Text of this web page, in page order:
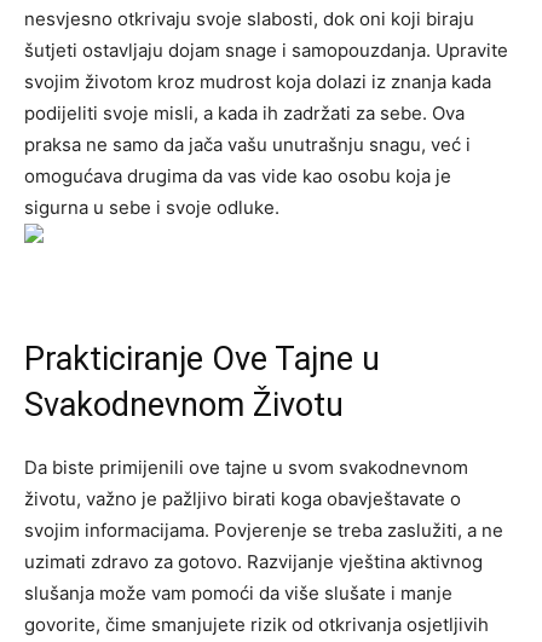
nesvjesno otkrivaju svoje slabosti, dok oni koji biraju
šutjeti ostavljaju dojam snage i samopouzdanja. Upravite
svojim životom kroz mudrost koja dolazi iz znanja kada
podijeliti svoje misli, a kada ih zadržati za sebe. Ova
praksa ne samo da jača vašu unutrašnju snagu, već i
omogućava drugima da vas vide kao osobu koja je
sigurna u sebe i svoje odluke.
Prakticiranje Ove Tajne u
Svakodnevnom Životu
Da biste primijenili ove tajne u svom svakodnevnom
životu, važno je pažljivo birati koga obavještavate o
svojim informacijama. Povjerenje se treba zaslužiti, a ne
uzimati zdravo za gotovo. Razvijanje vještina aktivnog
slušanja može vam pomoći da više slušate i manje
govorite, čime smanjujete rizik od otkrivanja osjetljivih